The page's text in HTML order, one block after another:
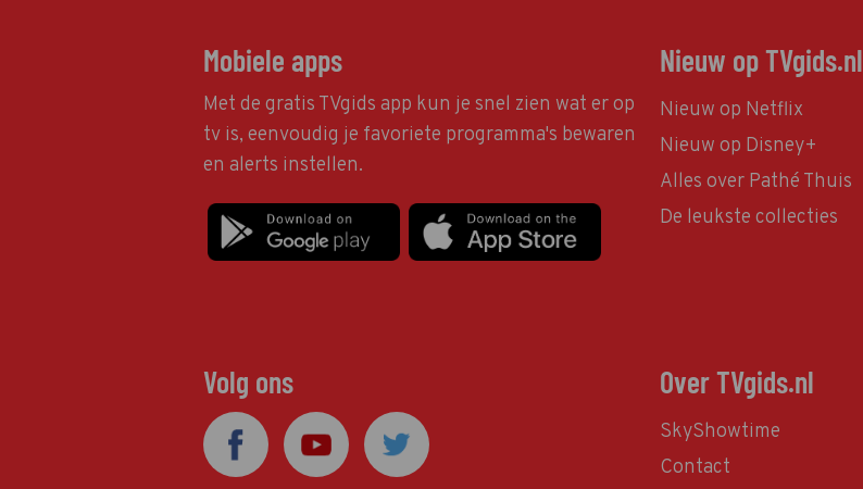
Mobiele apps
Met de gratis TVgids app kun je snel zien wat er op
tv is, eenvoudig je favoriete programma's bewaren
en alerts instellen.
Nieuw op TVgids.nl
Nieuw op Netflix
Nieuw op Disney+
Alles over Pathé Thuis
De leukste collecties
Volg ons Over TVgids.nl
SkyShowtime
Contact